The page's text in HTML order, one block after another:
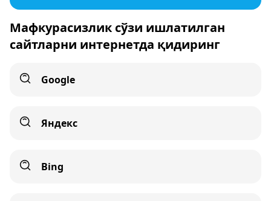
Мафкурасизлик сўзи ишлатилган
сайтларни интернетда қидиринг
Google
Яндекс
Bing